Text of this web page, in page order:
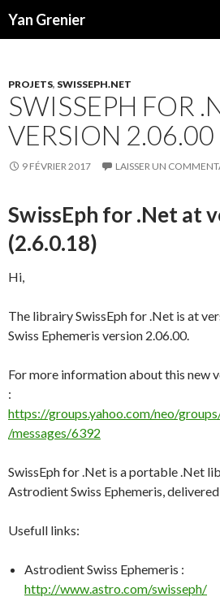
Yan Grenier
PROJETS, SWISSEPH.NET
SWISSEPH FOR
VERSION
9 FÉVRIER 2017 LAISSER UN
SwissEph for .Net at
(2.6.0.18)
Hi,
The librairy SwissEph for .Net is at
Swiss Ephemeris version 2.06.00.
For more information about this new
:
https://groups.yahoo.com/neo/
/messages/6392
SwissEph for .Net is a portable .Net
Astrodient Swiss Ephemeris,
Usefull links:
Astrodient Swiss Ephemeris :
http://www.astro.com/swisseph/